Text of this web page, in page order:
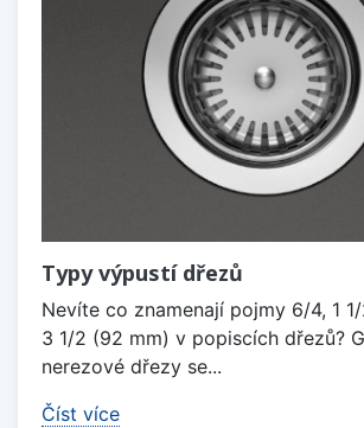
Typy výpustí dřezů
Nevíte co znamenají pojmy 6/4, 1
3 1/2 (92 mm) v popiscích dřezů?
nerezové dřezy se...
Číst více